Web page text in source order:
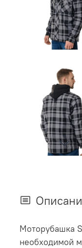
Mоторубашка
необходимой